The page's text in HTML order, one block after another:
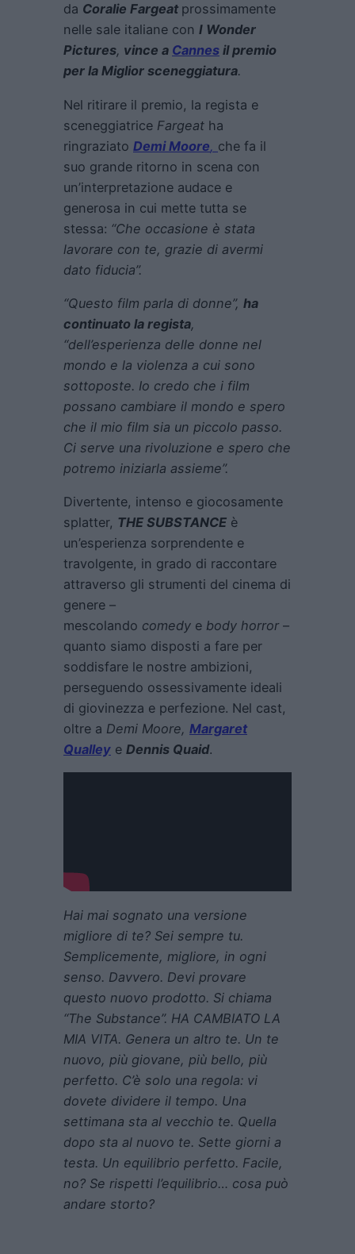
da Coralie Fargeat prossimamente
nelle sale italiane con I Wonder
Pictures, vince a Cannes il premio
per la Miglior sceneggiatura.
Nel ritirare il premio, la regista e
sceneggiatrice Fargeat ha
ringraziato Demi Moore, che fa il
suo grande ritorno in scena con
un’interpretazione audace e
generosa in cui mette tutta se
stessa: “Che occasione è stata
lavorare con te, grazie di avermi
dato fiducia”.
“Questo film parla di donne”, ha
continuato la regista,
“dell’esperienza delle donne nel
mondo e la violenza a cui sono
sottoposte. Io credo che i film
possano cambiare il mondo e spero
che il mio film sia un piccolo passo.
Ci serve una rivoluzione e spero che
potremo iniziarla assieme”.
Divertente, intenso e giocosamente
splatter, THE SUBSTANCE è
un’esperienza sorprendente e
travolgente, in grado di raccontare
attraverso gli strumenti del cinema di
genere –
mescolando comedy e body horror–
quanto siamo disposti a fare per
soddisfare le nostre ambizioni,
perseguendo ossessivamente ideali
di giovinezza e perfezione. Nel cast,
oltre a Demi Moore, Margaret
Qualley e Dennis Quaid.
Hai mai sognato una versione
migliore di te? Sei sempre tu.
Semplicemente, migliore, in ogni
senso. Davvero. Devi provare
questo nuovo prodotto. Si chiama
“The Substance”. HA CAMBIATO LA
MIA VITA. Genera un altro te. Un te
nuovo, più giovane, più bello, più
perfetto. C’è solo una regola: vi
dovete dividere il tempo. Una
settimana sta al vecchio te. Quella
dopo sta al nuovo te. Sette giorni a
testa. Un equilibrio perfetto. Facile,
no? Se rispetti l’equilibrio… cosa può
andare storto?